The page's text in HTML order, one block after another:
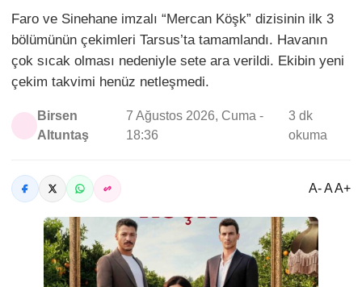
Faro ve Sinehane imzalı “Mercan Köşk” dizisinin ilk 3
bölümünün çekimleri Tarsus’ta tamamlandı. Havanın
çok sıcak olması nedeniyle sete ara verildi. Ekibin yeni
çekim takvimi henüz netleşmedi.
Birsen
Altuntaş
7 Ağustos 2026, Cuma -
18:36
3 dk
okuma
A- A A+